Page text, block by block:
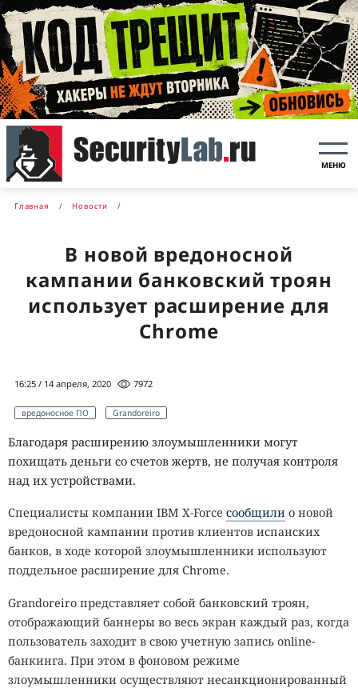
МЕНЮ
Главная Новости
В новой вредоносной
кампании банковский троян
использует расширение для
Chrome
16:25 / 14 апреля, 2020 7972
вредоносное ПО Grandoreiro
Благодаря расширению злоумышленники могут
похищать деньги со счетов жертв, не получая контроля
над их устройствами.
Специалисты компании IBM X-Force сообщили о новой
вредоносной кампании против клиентов испанских
банков, в ходе которой злоумышленники используют
поддельное расширение для Chrome.
Grandoreiro представляет собой банковский троян,
отображающий баннеры во весь экран каждый раз, когда
пользователь заходит в свою учетную запись online-
банкинга. При этом в фоновом режиме
злоумышленники осуществляют несанкционированный